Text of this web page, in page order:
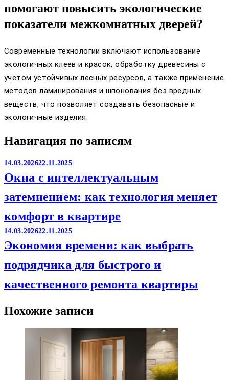
помогают повысить экологические
показатели межкомнатных дверей?
Современные технологии включают использование
экологичных клеев и красок, обработку древесины с
учетом устойчивых лесных ресурсов, а также применение
методов ламинирования и шпонования без вредных
веществ, что позволяет создавать безопасные и
экологичные изделия.
Навигация по записям
14.03.202622.11.2025
Окна с интеллектуальным
затемнением: как технология меняет
комфорт в квартире
14.03.202622.11.2025
Экономия времени: как выбрать
подрядчика для быстрого и
качественного ремонта квартиры
Похожие записи